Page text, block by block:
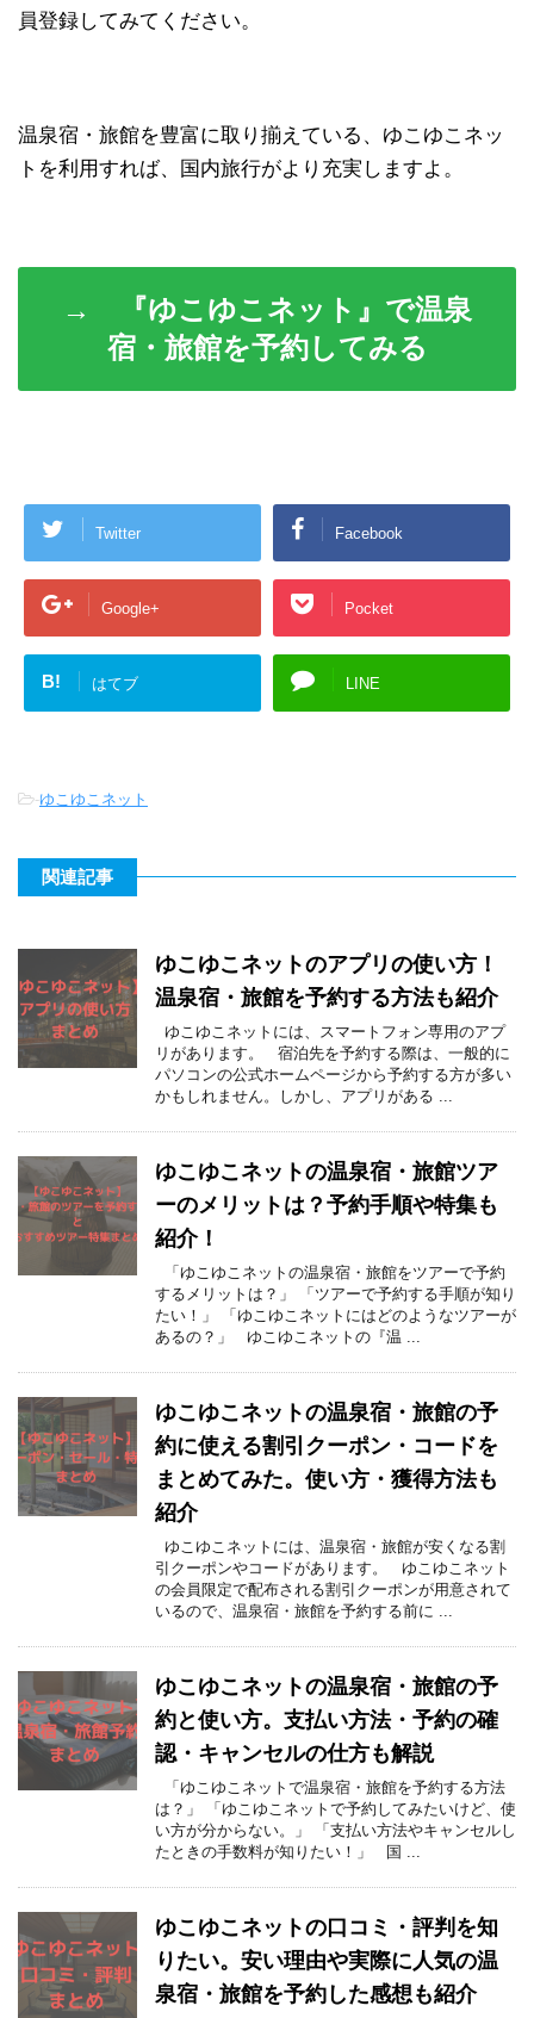
員登録してみてください。
温泉宿・旅館を豊富に取り揃えている、ゆこゆこネッ
トを利用すれば、国内旅行がより充実しますよ。
→ 『ゆこゆこネット』で温泉
宿・旅館を予約してみる
Twitter Facebook
Google+ Pocket
B! はてブ LINE
-ゆこゆこネット
関連記事
ゆこゆこネットのアプリの使い方！
温泉宿・旅館を予約する方法も紹介
ゆこゆこネットには、スマートフォン専用のアプ
リがあります。 宿泊先を予約する際は、一般的に
パソコンの公式ホームページから予約する方が多い
かもしれません。しかし、アプリがある ...
ゆこゆこネットの温泉宿・旅館ツア
ーのメリットは？予約手順や特集も
紹介！
「ゆこゆこネットの温泉宿・旅館をツアーで予約
するメリットは？」 「ツアーで予約する手順が知り
たい！」 「ゆこゆこネットにはどのようなツアーが
あるの？」 ゆこゆこネットの『温 ...
ゆこゆこネットの温泉宿・旅館の予
約に使える割引クーポン・コードを
まとめてみた。使い方・獲得方法も
紹介
ゆこゆこネットには、温泉宿・旅館が安くなる割
引クーポンやコードがあります。 ゆこゆこネット
の会員限定で配布される割引クーポンが用意されて
いるので、温泉宿・旅館を予約する前に ...
ゆこゆこネットの温泉宿・旅館の予
約と使い方。支払い方法・予約の確
認・キャンセルの仕方も解説
「ゆこゆこネットで温泉宿・旅館を予約する方法
は？」 「ゆこゆこネットで予約してみたいけど、使
い方が分からない。」 「支払い方法やキャンセルし
たときの手数料が知りたい！」 国 ...
ゆこゆこネットの口コミ・評判を知
りたい。安い理由や実際に人気の温
泉宿・旅館を予約した感想も紹介